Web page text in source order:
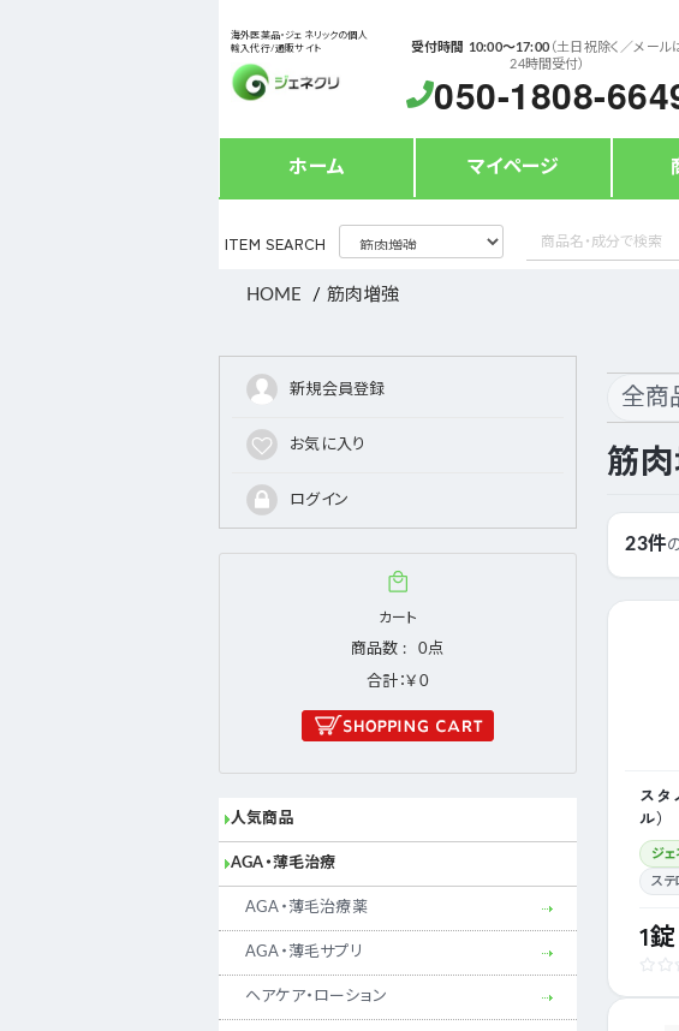
海外医薬品・ジェネリックの個人
輸入代行/通販サイト
受付時間 10:00〜17:00（土日祝除く／メール
24時間受付）
050-1808-
ホーム マイページ
ITEM SEARCH
HOME 筋肉増強
新規会員登録
お気に入り
ログイン
カート
商品数 0
合計：￥0
人気商品
AGA・薄毛治療
AGA・薄毛治療薬
AGA・薄毛サプリ
ヘアケア・ローション
全商
筋
23件
スタ
ル）
ジェ
ステ
1